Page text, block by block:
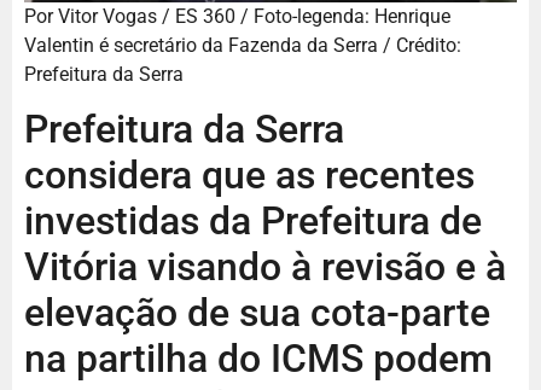
PorVitor Vogas / ES 360 / Foto-legenda: Henrique
Valentin é secretário da Fazenda da Serra / Crédito:
Prefeitura da Serra
Prefeitura da Serra
considera que as recentes
investidas da Prefeitura de
Vitória visando à revisão e à
elevação de sua cota-parte
na partilha do ICMS podem